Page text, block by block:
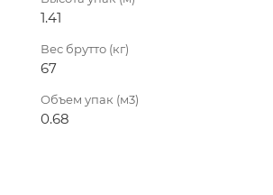
1.41
Вес брутто (кг)
67
Объем упак (м3)
0.68